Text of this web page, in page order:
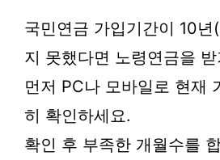
국민연금 가입기간이 10
지 못했다면 노령연금을
먼저 PC나 모바일로 현재
히 확인하세요.
확인 후 부족한 개월수를